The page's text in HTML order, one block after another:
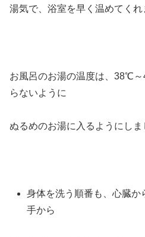
湯気で、浴室を早く温めてくれ
お風呂のお湯の温度は、38℃
らないように
ぬるめのお湯に入るようにしま
身体を洗う順番も、心臓か
手から